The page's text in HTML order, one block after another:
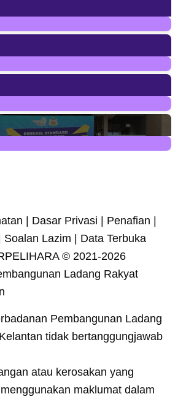
85Posts
4Posts
23Posts
| Dasar Privasi | Penafian |
Soalan Lazim | Data Terbuka
© 2021-2026
Ladang Rakyat
Pembangunan Ladang
tidak bertanggungjawab
atau kerosakan yang
maklumat dalam